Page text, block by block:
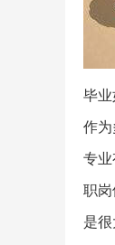
毕
作
专
职
是很